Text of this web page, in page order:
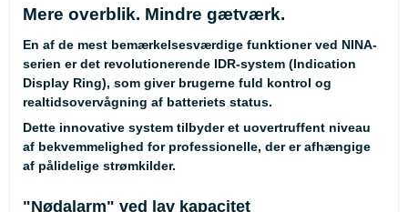
Mere overblik. Mindre gætværk.
En af de mest bemærkelsesværdige funktioner ved NINA-
serien er det revolutionerende IDR-system (Indication
Display Ring), som giver brugerne fuld kontrol og
realtidsovervågning af batteriets status.
Dette innovative system tilbyder et uovertruffent niveau
af bekvemmelighed for professionelle, der er afhængige
af pålidelige strømkilder.
"Nødalarm" ved lav kapacitet